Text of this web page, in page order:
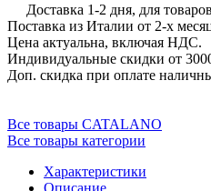
Доставка 1-2 дня, для
Поставка из Италии от 2-х
Цена актуальна, включая НДС.
Индивидуальные скидки от
Доп. скидка при оплате
Все товары CATALANO
Все товары категории
Характеристики
Описание